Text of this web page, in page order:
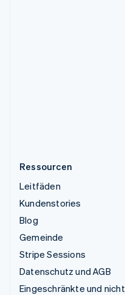
Ressourcen
Leitfäden
Kundenstories
Blog
Gemeinde
Stripe Sessions
Datenschutz und AGB
Eingeschränkte und nicht